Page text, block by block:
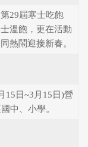
29屆寒士吃飽
溫飽，更在活動
熱鬧迎接新春。
15日~3月15日)營
中、小學。